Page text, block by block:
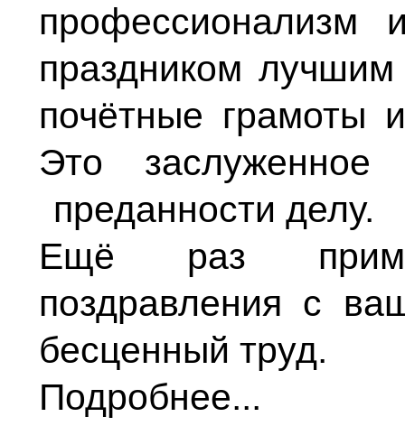
праздником
почётные грамоты
Это заслуженное
преданности делу.
Ещё раз
поздравления с
бесценный труд.
Подробнее...